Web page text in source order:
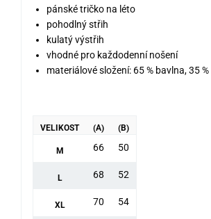
pánské tričko na léto
pohodlný střih
kulatý výstřih
vhodné pro každodenní nošení
materiálové složení: 65 % bavlna, 35
VELIKOST (A) (B)
M 66 50
L 68 52
XL 70 54